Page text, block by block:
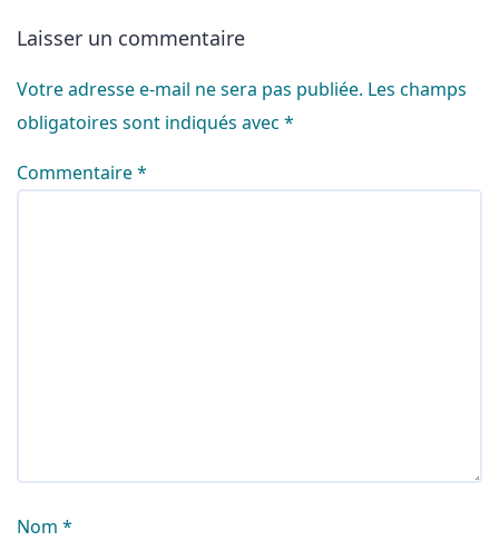
Laisser un commentaire
Votre adresse e-mail ne sera pas publiée. Les champs
obligatoires sont indiqués avec *
Commentaire*
Nom *